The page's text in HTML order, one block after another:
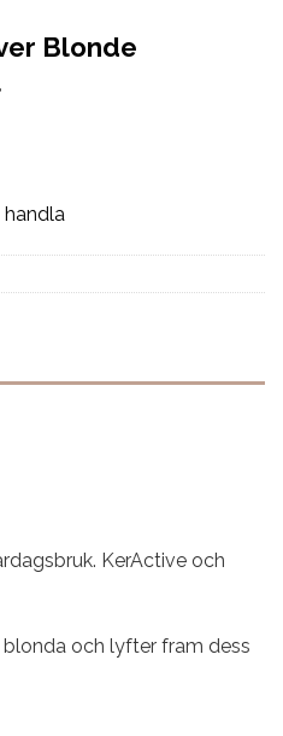
Blonde
handla
KerActive och
blonda och lyfter fram dess